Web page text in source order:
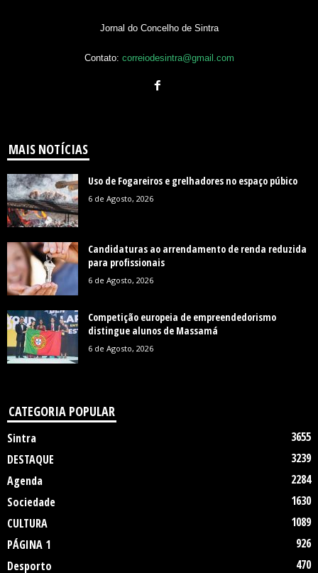
Jornal do Concelho de Sintra
Contato: correiodesintra@gmail.com
MAIS NOTÍCIAS
Uso de Fogareiros e grelhadores no espaço púbico
6 de Agosto, 2026
Candidaturas ao arrendamento de renda reduzida
para profissionais
6 de Agosto, 2026
Competição europeia de empreendedorismo
distingue alunos de Massamá
6 de Agosto, 2026
CATEGORIA POPULAR
Sintra
3655
DESTAQUE
3239
Agenda
2284
Sociedade
1630
CULTURA
1089
PÁGINA 1
926
Desporto
470